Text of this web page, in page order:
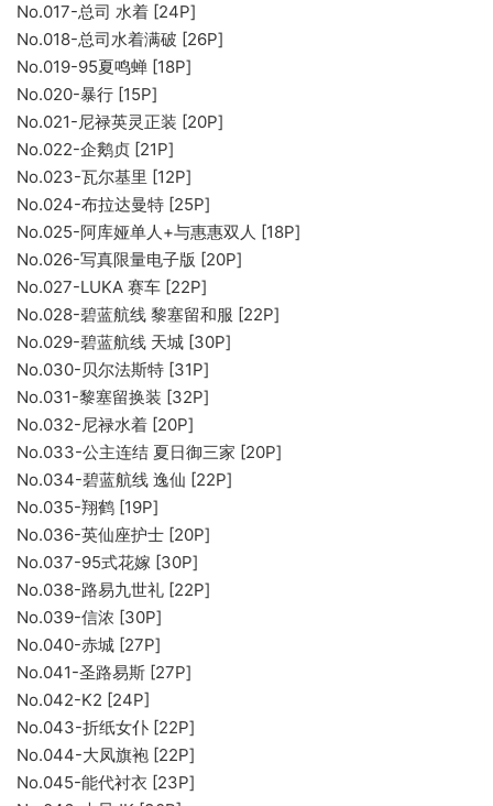
No.017-总司 水着 [24P]
No.018-总司水着满破 [26P]
No.019-95夏鸣蝉 [18P]
No.020-暴行 [15P]
No.021-尼禄英灵正装 [20P]
No.022-企鹅贞 [21P]
No.023-瓦尔基里 [12P]
No.024-布拉达曼特 [25P]
No.025-阿库娅单人+与惠惠双人 [18P]
No.026-写真限量电子版 [20P]
No.027-LUKA 赛车 [22P]
No.028-碧蓝航线 黎塞留和服 [22P]
No.029-碧蓝航线 天城 [30P]
No.030-贝尔法斯特 [31P]
No.031-黎塞留换装 [32P]
No.032-尼禄水着 [20P]
No.033-公主连结 夏日御三家 [20P]
No.034-碧蓝航线 逸仙 [22P]
No.035-翔鹤 [19P]
No.036-英仙座护士 [20P]
No.037-95式花嫁 [30P]
No.038-路易九世礼 [22P]
No.039-信浓 [30P]
No.040-赤城 [27P]
No.041-圣路易斯 [27P]
No.042-K2 [24P]
No.043-折纸女仆 [22P]
No.044-大凤旗袍 [22P]
No.045-能代衬衣 [23P]